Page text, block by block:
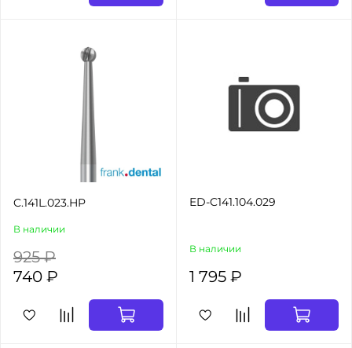
C.141L.023.HP
В наличии
925 ₽
740 ₽
ED-C141.104.029
В наличии
1 795 ₽